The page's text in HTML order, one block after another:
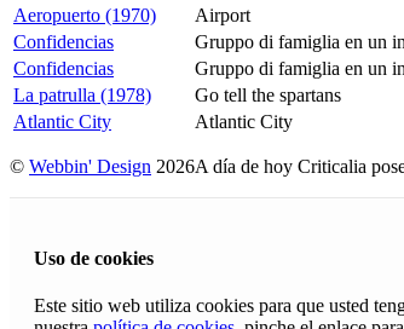
Aeropuerto (1970)
Airport
Confidencias
Gruppo di famiglia en un
Confidencias
Gruppo di famiglia en un
La patrulla (1978)
Go tell the spartans
Atlantic City
Atlantic City
© Webbin' Design 2026A día de hoy Criticalia
Uso de cookies
Este sitio web utiliza cookies para que usted